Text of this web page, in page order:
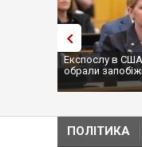
Експослу в
обрали
ПОЛІТИКА